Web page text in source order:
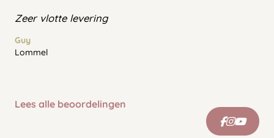
Zeer vlotte levering
Guy
Lommel
Lees alle beoordelingen